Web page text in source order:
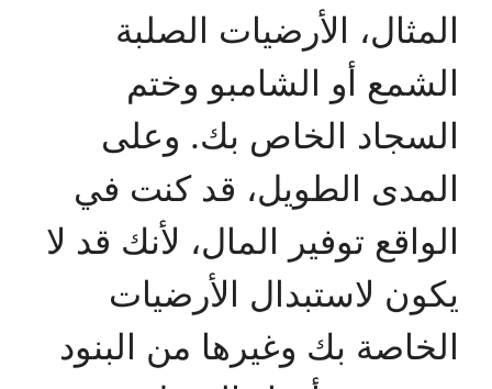
المثال، الأرضيات الصلبة
الشمع أو الشامبو وختم
السجاد الخاص بك. وعلى
المدى الطويل، قد كنت في
الواقع توفير المال، لأنك قد لا
يكون لاستبدال الأرضيات
الخاصة بك وغيرها من البنود